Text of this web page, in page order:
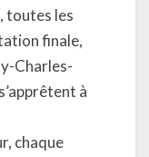
toutes les
finale,
Charles-
à
chaque